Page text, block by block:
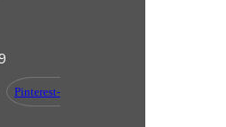
Pinterest-